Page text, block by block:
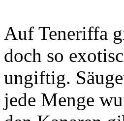
Auf Teneriffa
doch so
ungiftig.
jede Menge